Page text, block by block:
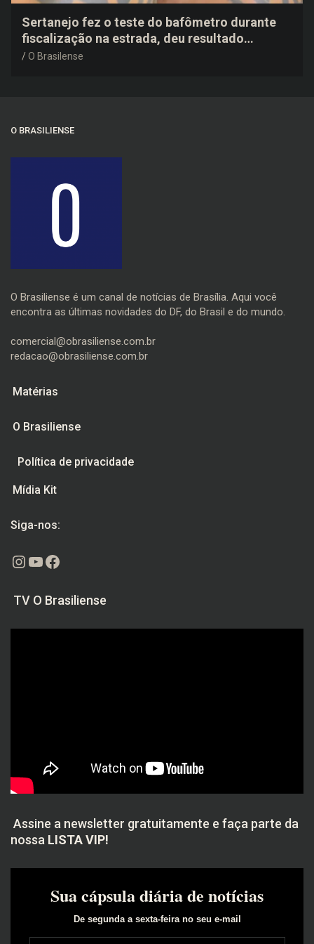
Sertanejo fez o teste do bafômetro durante
fiscalização na estrada, deu resultado
negativo e elogiou o trabalho dos agentes de
O Brasilense
O BRASILIENSE
O Brasiliense é um canal de notícias de Brasília. Aqui você
encontra as últimas novidades do DF, do Brasil e do mundo.
comercial@obrasiliense.com.br
redacao@obrasiliense.com.br
Matérias
O Brasiliense
Política de privacidade
Mídia Kit
Siga-nos:
Instagram
Youtube
Facebook
TV O Brasiliense
Assine a newsletter gratuitamente e faça parte da
nossa LISTA VIP!
Sua cápsula diária de notícias
De segunda a sexta-feira no seu e-mail